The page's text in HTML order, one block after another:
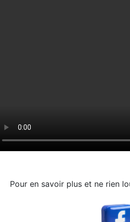
Pour en savoir plus et ne rien